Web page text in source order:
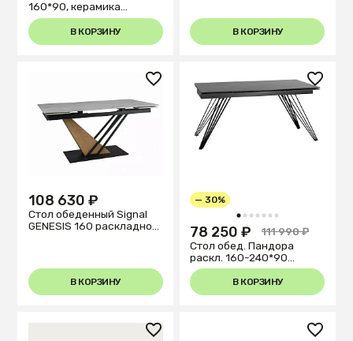
160*90, керамика
светлая
В КОРЗИНУ В КОРЗИНУ
108 630 ₽
Стол обеденный Signal
GENESIS 160 раскладной
В КОРЗИНУ
1 2 3 4 5 6 7
— 30%
78 250 ₽
111 990 ₽
Стол обед. Пандора
раскл. 160-240*90
керам.темн.
В КОРЗИНУ